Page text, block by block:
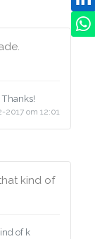
2017 om 12:01
kind of
of k